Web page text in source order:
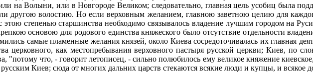
на Волыни, или в Новгороде Великом; следовательно, главная цель усобиц была
другою волостию. Но если верховным желанием, главною заветною целию для
этою степенью старшинства необходимо связывалось владение лучшим городом на
основою для родового единства княжеского было отсутствие отдельности
самые пламенные желания князей, около Киева сосредоточивалась их главная
церковного, как местопребывания верховного пастыря русской церкви; Киев, по
"потому что, - говорит летописец, - сильно полюбилось ему великое княжение
Киев; сюда от многих дальних царств стекаются всякие люди и купцы, и всякое